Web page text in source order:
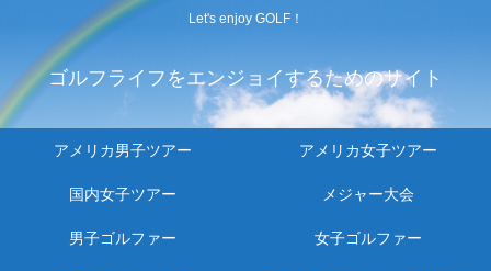
Let's enjoy GOLF！
ゴルフライフをエンジョイするためのサイト
アメリカ男子ツアー アメリカ女子ツアー
国内女子ツアー メジャー大会
男子ゴルファー 女子ゴルファー